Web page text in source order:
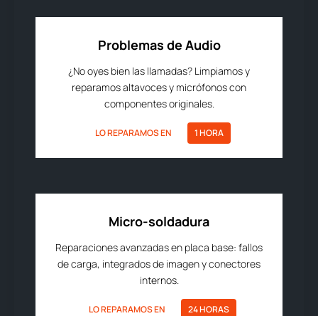
Problemas de Audio
¿No oyes bien las llamadas? Limpiamos y
reparamos altavoces y micrófonos con
componentes originales.
LO REPARAMOS EN 1 HORA
Micro-soldadura
Reparaciones avanzadas en placa base: fallos
de carga, integrados de imagen y conectores
internos.
LO REPARAMOS EN 24 HORAS